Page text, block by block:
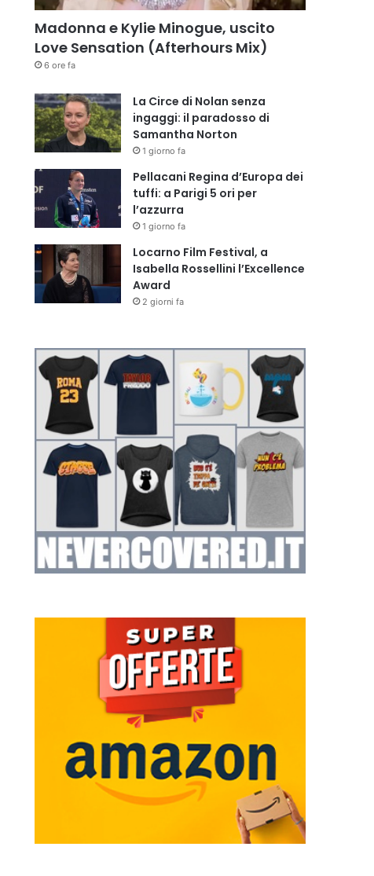
Madonna e Kylie Minogue, uscito
Love Sensation (Afterhours Mix)
6 ore fa
La Circe di Nolan senza
ingaggi: il paradosso di
Samantha Norton
1 giorno fa
Pellacani Regina d’Europa dei
tuffi: a Parigi 5 ori per
l’azzurra
1 giorno fa
Locarno Film Festival, a
Isabella Rossellini l’Excellence
Award
2 giorni fa